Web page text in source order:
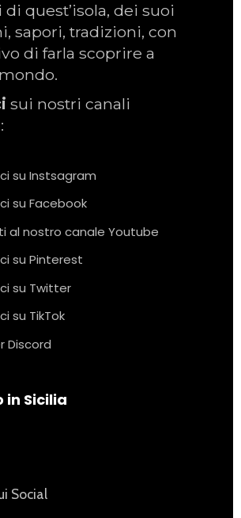
quest’isola, dei suoi
sapori, tradizioni, con
di farla scoprire a
sui nostri canali
su Instsagram
su Facebook
al nostro canale Youtube
su Pinterest
su Twitter
su TikTok
Discord
in Sicilia
Social